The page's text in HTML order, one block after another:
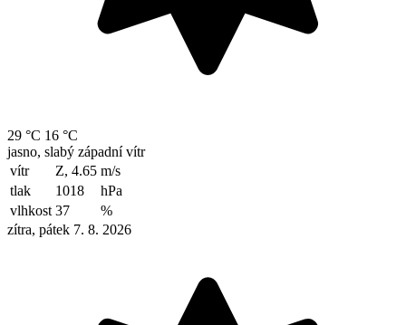
29 °C 16 °C
jasno, slabý západní vítr
vítr
Z, 4.65 m/s
tlak
1018
hPa
vlhkost 37
%
zítra, pátek 7. 8. 2026